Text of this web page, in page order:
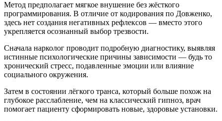
Метод предполагает мягкое внушение без жёсткого
программирования. В отличие от кодирования по Довженко,
здесь нет создания негативных рефлексов — вместо этого
укрепляется осознанный выбор трезвости.
Сначала нарколог проводит подробную диагностику, выявляя
истинные психологические причины зависимости — будь то
хронический стресс, подавленные эмоции или влияние
социального окружения.
Затем в состоянии лёгкого транса, который больше похож на
глубокое расслабление, чем на классический гипноз, врач
помогает пациенту сформировать новые, здоровые установки.